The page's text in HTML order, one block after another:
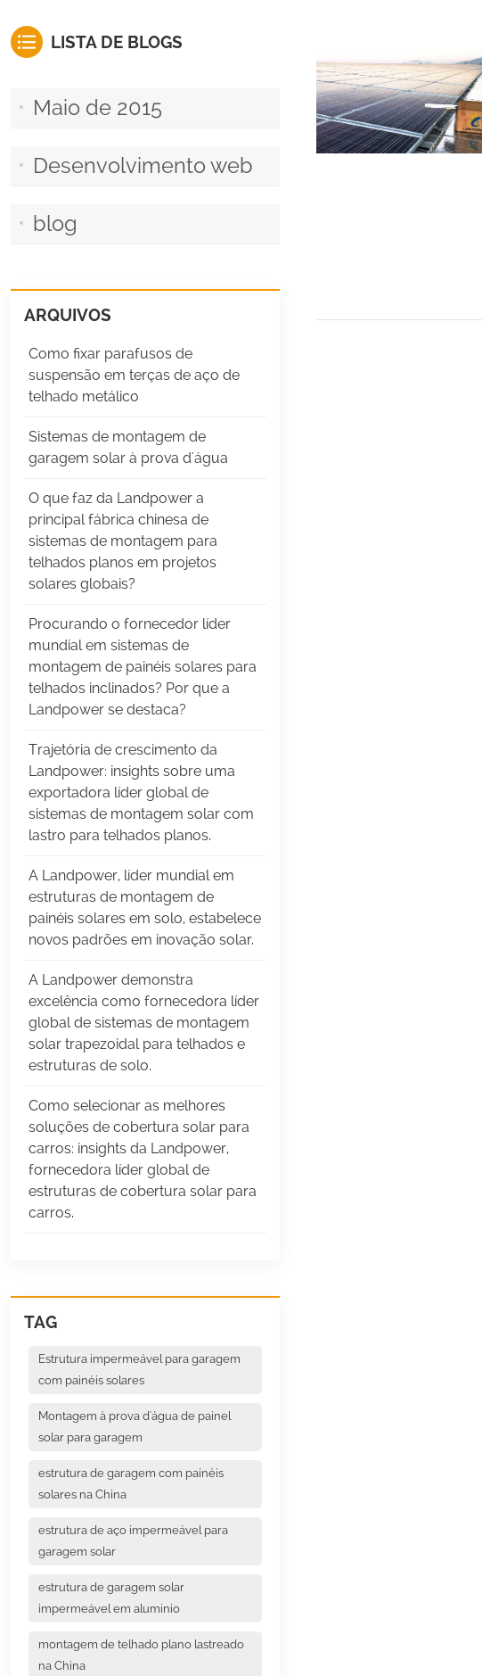
LISTA DE BLOGS
Maio de 2015
Desenvolvimento web
blog
ARQUIVOS
Como fixar parafusos de
suspensão em terças de aço de
telhado metálico
Sistemas de montagem de
garagem solar à prova d'água
O que faz da Landpower a
principal fábrica chinesa de
sistemas de montagem para
telhados planos em projetos
solares globais?
Procurando o fornecedor líder
mundial em sistemas de
montagem de painéis solares para
telhados inclinados? Por que a
Landpower se destaca?
Trajetória de crescimento da
Landpower: insights sobre uma
exportadora líder global de
sistemas de montagem solar com
lastro para telhados planos.
A Landpower, líder mundial em
estruturas de montagem de
painéis solares em solo, estabelece
novos padrões em inovação solar.
A Landpower demonstra
excelência como fornecedora líder
global de sistemas de montagem
solar trapezoidal para telhados e
estruturas de solo.
Como selecionar as melhores
soluções de cobertura solar para
carros: insights da Landpower,
fornecedora líder global de
estruturas de cobertura solar para
carros.
TAG
Estrutura impermeável para garagem
com painéis solares
Montagem à prova d'água de painel
solar para garagem
estrutura de garagem com painéis
solares na China
estrutura de aço impermeável para
garagem solar
estrutura de garagem solar
impermeável em alumínio
montagem de telhado plano lastreado
na China